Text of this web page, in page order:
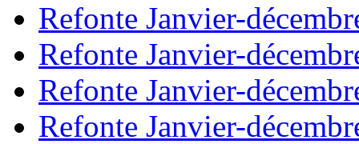
Refonte Janvier-
Refonte Janvier-
Refonte Janvier-
Refonte Janvier-